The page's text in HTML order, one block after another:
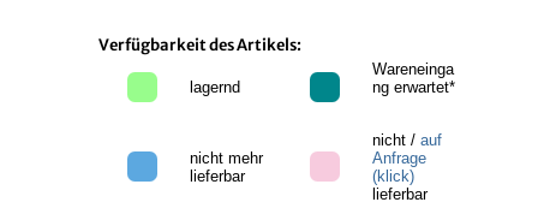
Verfügbarkeit des Artikels:
lagernd
Wareneinga
ng erwartet*
nicht mehr
lieferbar
nicht /auf
Anfrage
(klick)
lieferbar